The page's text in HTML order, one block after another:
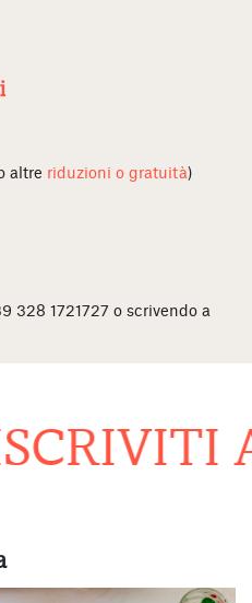
altre riduzioni o gratuità)
328 1721727 o scrivendo a